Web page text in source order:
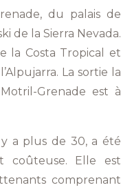
du palais de
de la Sierra Nevada.
la Costa Tropical et
La sortie la
Grenade est à
a plus de 30, a été
coûteuse. Elle est
comprenant